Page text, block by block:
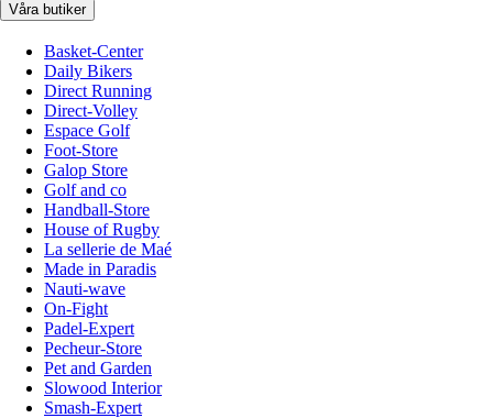
Våra butiker
Basket-Center
Daily Bikers
Direct Running
Direct-Volley
Espace Golf
Foot-Store
Galop Store
Golf and co
Handball-Store
House of Rugby
La sellerie de Maé
Made in Paradis
Nauti-wave
On-Fight
Padel-Expert
Pecheur-Store
Pet and Garden
Slowood Interior
Smash-Expert